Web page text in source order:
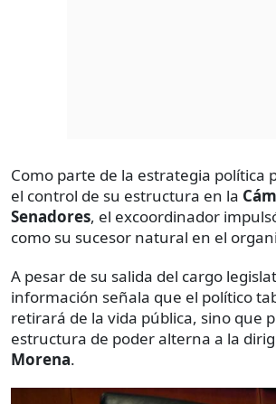
Como parte de la estrategia política
el control de su estructura en la
Senadores, el excoordinador
como su sucesor natural en el
A pesar de su salida del cargo
información señala que el político
retirará de la vida pública, sino que
estructura de poder alterna a la
Morena.